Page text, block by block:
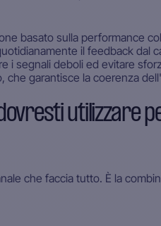
basato sulla performance
il feedback dal
i segnali deboli ed evitare
che garantisce la coerenza
utilizzare
che faccia tutto. È la